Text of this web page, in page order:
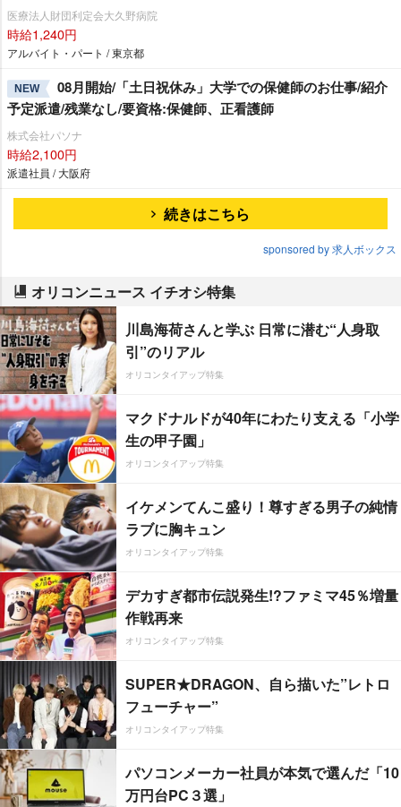
医療法人財団利定会大久野病院
時給1,240円
アルバイト・パート / 東京都
NEW
08月開始/「土日祝休み」大学での保健師のお仕事/紹介
予定派遣/残業なし/要資格:保健師、正看護師
株式会社パソナ
時給2,100円
派遣社員 / 大阪府
続きはこちら
sponsored by 求人ボックス
オリコンニュース イチオシ特集
川島海荷さんと学ぶ 日常に潜む“人身取
引”のリアル
オリコンタイアップ特集
マクドナルドが40年にわたり支える「小学
生の甲子園」
オリコンタイアップ特集
イケメンてんこ盛り！尊すぎる男子の純情
ラブに胸キュン
オリコンタイアップ特集
デカすぎ都市伝説発生!?ファミマ45％増量
作戦再来
オリコンタイアップ特集
SUPER★DRAGON、自ら描いた”レトロ
フューチャー”
オリコンタイアップ特集
パソコンメーカー社員が本気で選んだ「10
万円台PC３選」